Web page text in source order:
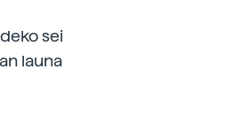
sei
launa